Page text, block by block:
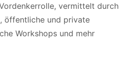
vermittelt durch
öffentliche und private
Workshops und mehr